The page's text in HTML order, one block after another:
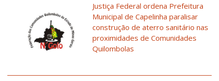
Justiça Federal ordena Prefeitura
Municipal de Capelinha paralisar
construção de aterro sanitário nas
proximidades de Comunidades
Quilombolas